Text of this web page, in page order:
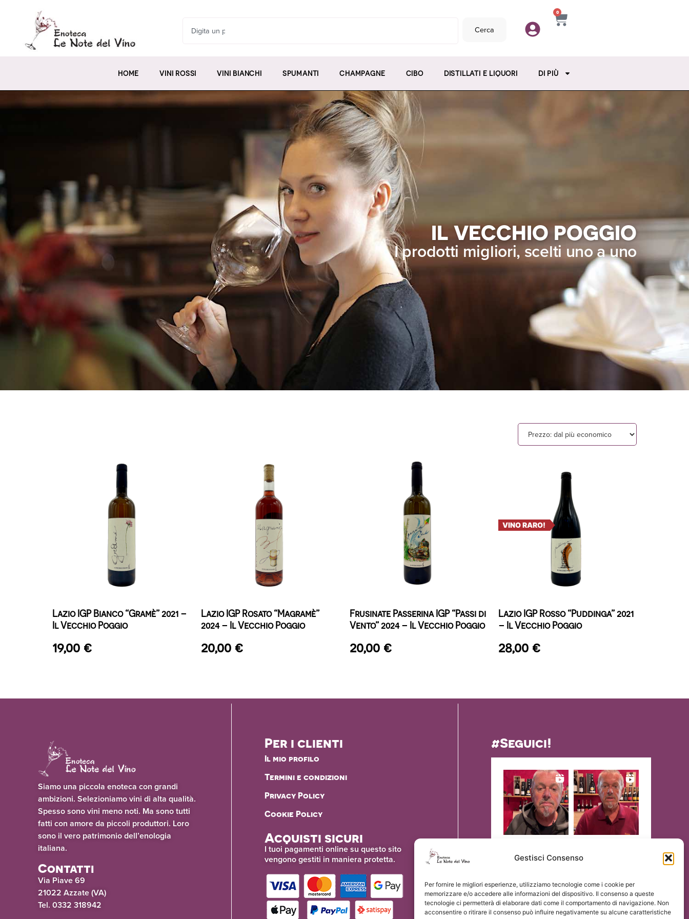
Gestisci Consenso
Per fornire le migliori esperienze, utilizziamo tecnologie come i cookie per
memorizzare e/o accedere alle informazioni del dispositivo. Il consenso a queste
tecnologie ci permetterà di elaborare dati come il comportamento di navigazione. Non
acconsentire o ritirare il consenso può influire negativamente su alcune caratteristiche
Cerca
0
HOME VINI ROSSI VINI BIANCHI SPUMANTI CHAMPAGNE CIBO DISTILLATI E LIQUORI DI PIÙ
IL VECCHIO POGGIO
I prodotti migliori, scelti uno a uno
Lazio IGP Bianco “Gramè” 2021 –
Il Vecchio Poggio
19,00 €
Lazio IGP Rosato “Magramè”
2024 – Il Vecchio Poggio
20,00 €
Frusinate Passerina IGP “Passi di
Vento” 2024 – Il Vecchio Poggio
20,00 €
VINO RARO!
Lazio IGP Rosso “Puddinga” 2021
– Il Vecchio Poggio
28,00 €
Siamo una piccola enoteca con grandi
ambizioni. Selezioniamo vini di alta qualità.
Spesso sono vini meno noti. Ma sono tutti
fatti con amore da piccoli produttori. Loro
sono il vero patrimonio dell’enologia
italiana.
Contatti
Via Piave 69
21022 Azzate (VA)
Tel. 0332 318942
Per i clienti
Il mio profilo
Termini e condizioni
Privacy Policy
Cookie Policy
Acquisti sicuri
I tuoi pagamenti online su questo sito
vengono gestiti in maniera protetta.
#Seguici!